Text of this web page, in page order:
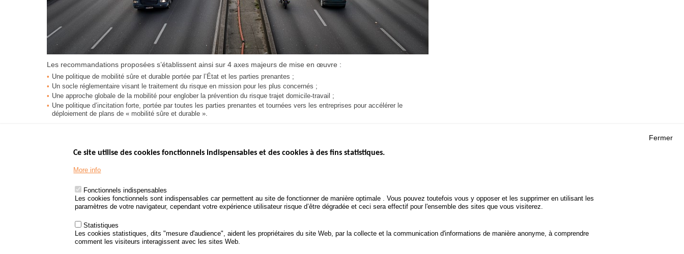
Les recommandations proposées s’établissent ainsi sur 4 axes majeurs de mise en œuvre :
Une politique de mobilité sûre et durable portée par l’État et les parties prenantes ;
Un socle réglementaire visant le traitement du risque en mission pour les plus concernés ;
Une approche globale de la mobilité pour englober la prévention du risque trajet domicile-travail ;
Une politique d’incitation forte, portée par toutes les parties prenantes et tournées vers les entreprises pour accélérer le
déploiement de plans de « mobilité sûre et durable ».
www.legifrance.gouv.fr
www.service-public.fr
Bilan annuel des infractions
ACCIDENTS DE LA ROUTE
POLITIQUE DE SÉCURITÉ
ROUTIÈRE
Fermer
Ce site utilise des cookies fonctionnels indispensables et des cookies à des fins statistiques.
More info
Fonctionnels indispensables
Les cookies fonctionnels sont indispensables car permettent au site de fonctionner de manière optimale . Vous pouvez toutefois vous y opposer et les supprimer en utilisant les
paramètres de votre navigateur, cependant votre expérience utilisateur risque d’être dégradée et ceci sera effectif pour l'ensemble des sites que vous visiterez.
Statistiques
Les cookies statistiques, dits "mesure d'audience", aident les propriétaires du site Web, par la collecte et la communication d'informations de manière anonyme, à comprendre
comment les visiteurs interagissent avec les sites Web.